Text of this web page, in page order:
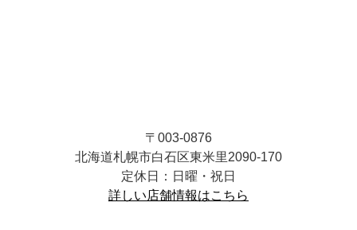
〒003-0876
北海道札幌市白石区東米里2090-170
定休日：日曜・祝日
詳しい店舗情報はこちら